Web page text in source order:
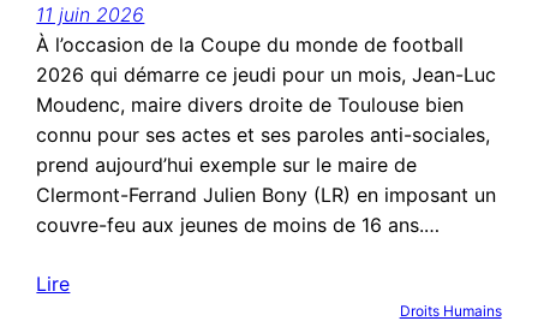
11 juin 2026
À l’occasion de la Coupe du monde de football
2026 qui démarre ce jeudi pour un mois, Jean-Luc
Moudenc, maire divers droite de Toulouse bien
connu pour ses actes et ses paroles anti-sociales,
prend aujourd’hui exemple sur le maire de
Clermont-Ferrand Julien Bony (LR) en imposant un
couvre-feu aux jeunes de moins de 16 ans.…
Lire
Droits Humains